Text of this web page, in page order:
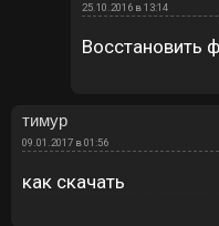
25.10.2016 в 13:14
Восстановить
тимур
09.01.2017 в 01:56
как скачать